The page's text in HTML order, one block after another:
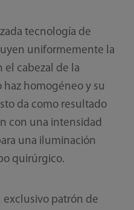
tecnología de
uniformemente la
el cabezal de la
haz homogéneo y su
da como resultado
con una intensidad
una iluminación
quirúrgico.
exclusivo patrón de